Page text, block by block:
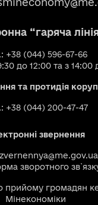
“гаряча
+38 (044) 596-67-66
до 12:00 та з 14:00
та протидія
+38 (044) 200-47-47
звернення
zvernennya@me.gov.ua
зворотного
прийому громадян
Мінекономіки